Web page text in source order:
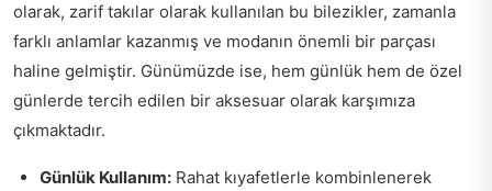
olarak, zarif takılar olarak kullanılan bu bilezikler, zamanla
farklı anlamlar kazanmış ve modanın önemli bir parçası
haline gelmiştir. Günümüzde ise, hem günlük hem de özel
günlerde tercih edilen bir aksesuar olarak karşımıza
çıkmaktadır.
Günlük Kullanım: Rahat kıyafetlerle kombinlenerek